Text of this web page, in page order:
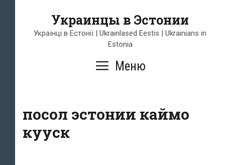
содержимому
Украинцы в Эстонии
Українці в Естонії | Ukrainlased Eestis | Ukrainians in
Estonia
Меню
посол эстонии каймо
кууск